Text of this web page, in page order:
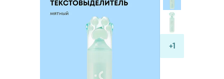
+1